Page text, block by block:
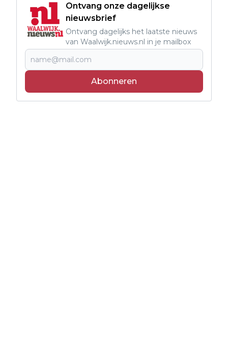
Ontvang onze dagelijkse
nieuwsbrief
Ontvang dagelijks het laatste nieuws
van Waalwijk.nieuws.nl in je mailbox
Abonneren